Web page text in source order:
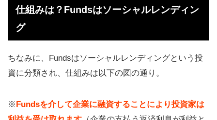
仕組みは？Fundsはソーシャルレンディン
グ
ちなみに、Fundsはソーシャルレンディングという投
資に分類され、仕組みは以下の図の通り。
※Fundsを介して企業に融資することにより投資家は